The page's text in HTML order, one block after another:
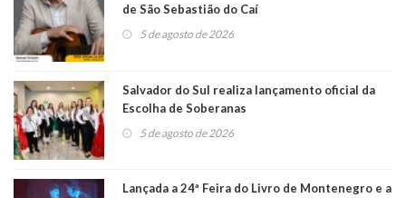
de São Sebastião do Caí
5 de agosto de 2026
Salvador do Sul realiza lançamento oficial da
Escolha de Soberanas
5 de agosto de 2026
Lançada a 24ª Feira do Livro de Montenegro e a